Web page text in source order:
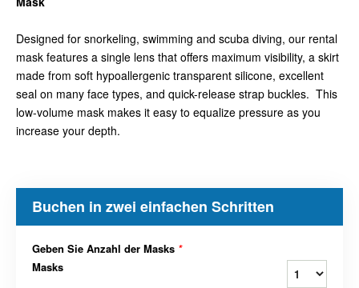
Designed for snorkeling, swimming and scuba diving, our rental
mask features a single lens that offers maximum visibility, a skirt
made from soft hypoallergenic transparent silicone, excellent
seal on many face types, and quick-release strap buckles. This
low-volume mask makes it easy to equalize pressure as you
increase your depth.
Buchen in zwei einfachen Schritten
Geben Sie Anzahl der Masks *
Masks